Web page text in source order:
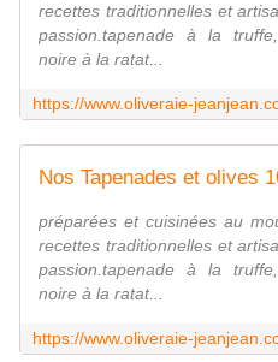
recettes traditionnelles et
passion.tapenade à la
noire à la ratat...
préparées et cuisinées au
recettes traditionnelles et
passion.tapenade à la
noire à la ratat...